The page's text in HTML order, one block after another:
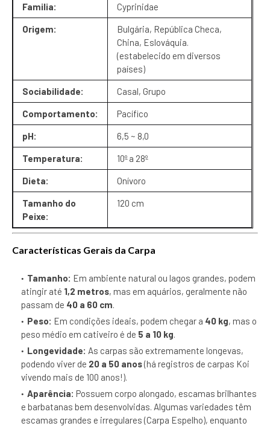
Familia: Cyprinidae
Origem:
Bulgária, República Checa,
China, Eslováquia.
(estabelecido em diversos
países)
Sociabilidade: Casal, Grupo
Comportamento: Pacífico
pH: 6,5 ~ 8,0
Temperatura: 10º a 28º
Dieta: Onívoro
Tamanho do
Peixe:
120 cm
Características Gerais da Carpa
Tamanho: Em ambiente natural ou lagos grandes, podem
atingir até 1,2 metros, mas em aquários, geralmente não
passam de 40 a 60 cm.
Peso: Em condições ideais, podem chegar a 40 kg, mas o
peso médio em cativeiro é de 5 a 10 kg.
Longevidade: As carpas são extremamente longevas,
podendo viver de 20 a 50 anos(há registros de carpas Koi
vivendo mais de 100 anos!).
Aparência: Possuem corpo alongado, escamas brilhantes
e barbatanas bem desenvolvidas. Algumas variedades têm
escamas grandes e irregulares (Carpa Espelho), enquanto